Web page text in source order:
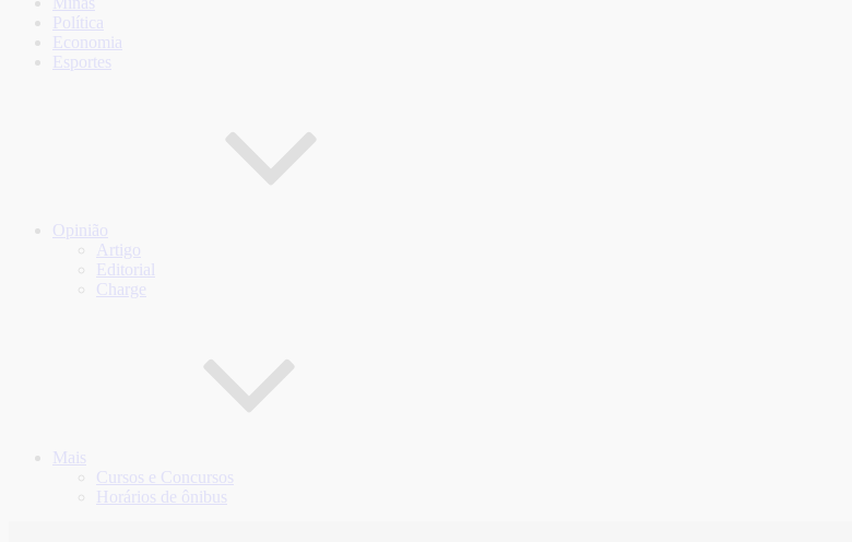
Política
Economia
Esportes
Opinião
Artigo
Editorial
Charge
Mais
Cursos e Concursos
Horários de ônibus